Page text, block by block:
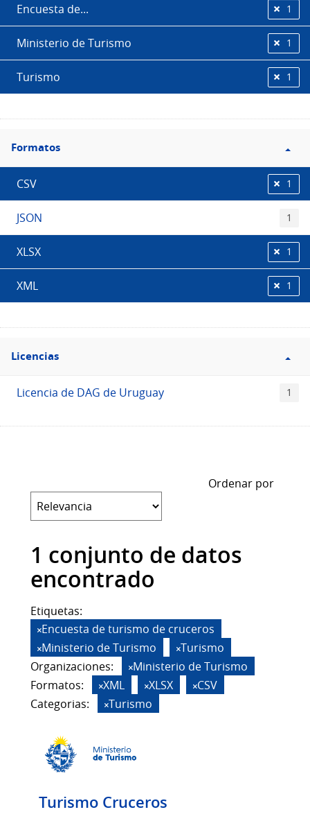
Encuesta de... 1
Ministerio de Turismo 1
Turismo 1
Filtro
Formatos
Formatos
CSV 1
JSON 1
XLSX 1
XML 1
Filtro
Licencias
Licencias
Licencia de DAG de Uruguay 1
Ordenar por
1 conjunto de datos
encontrado
Etiquetas:
Encuesta de turismo de cruceros
Ministerio de Turismo
Turismo
Organizaciones:
Ministerio de Turismo
Formatos:
XML XLSX
CSV
Categorias:
Turismo
Turismo Cruceros